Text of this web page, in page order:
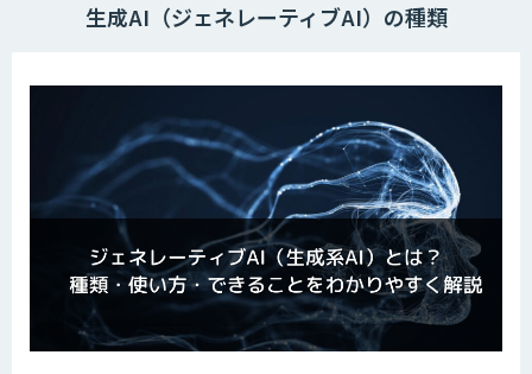
生成AI（ジェネレーティブAI）の種類